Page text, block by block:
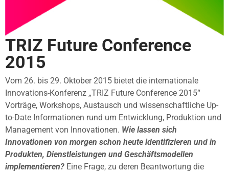
TRIZ Future Conference
2015
Vom 26. bis 29. Oktober 2015 bietet die internationale
Innovations-Konferenz „TRIZ Future Conference 2015“
Vorträge, Workshops, Austausch und wissenschaftliche Up-
to-Date Informationen rund um Entwicklung, Produktion und
Management von Innovationen. Wie lassen sich
Innovationen von morgen schon heute identifizieren und in
Produkten, Dienstleistungen und Geschäftsmodellen
implementieren? Eine Frage, zu deren Beantwortung die